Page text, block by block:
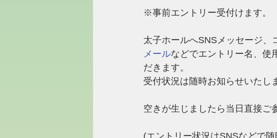
※事前エントリー受付けます。
太子ホールへSNSメッセージ、
メールなどでエントリー名、使
だきます。
受付状況は随時お知らせいたし
空きが生じましたら当日直接ご